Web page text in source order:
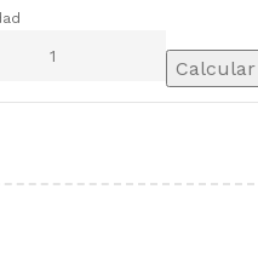
Calcular